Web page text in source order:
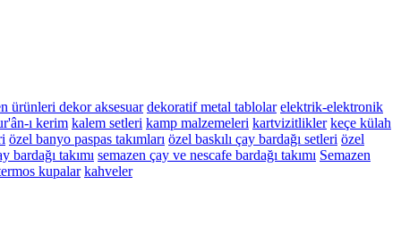
ürünleri dekor aksesuar dekoratif metal tablolar elektrik-elektronik
ı kerim kalem setleri kamp malzemeleri kartvizitlikler keçe külah
özel banyo paspas takımları özel baskılı çay bardağı setleri özel
bardağı takımı semazen çay ve nescafe bardağı takımı Semazen
kupalar kahveler